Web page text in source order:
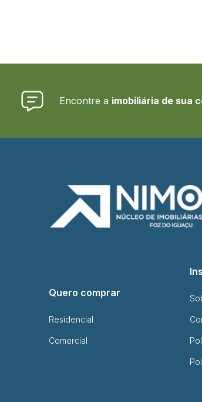
Encontre a imobiliária de sua
Quero comprar
Residencial
Comercial